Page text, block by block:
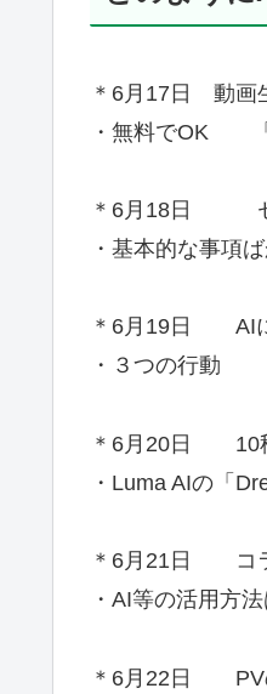
＊6月17日 動画
・無料でOK 「
＊6月18日 セ
・基本的な事項ば
＊6月19日 AIに
・３つの行動
＊6月20日 10秒
・Luma AIの「
＊6月21日 コラ
・AI等の活用方
＊6月22日 PV